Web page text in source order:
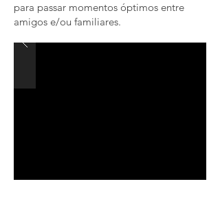
para passar momentos óptimos entre
amigos e/ou familiares.